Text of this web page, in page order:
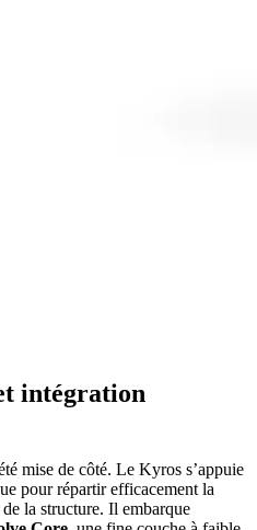
intégration
mise de côté. Le Kyros s’appuie
pour répartir efficacement la
la structure. Il embarque